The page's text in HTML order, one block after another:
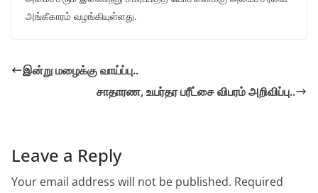
அங்கீகாரம் வழங்கியுள்ளது.
இன்று மழைக்கு வாய்ப்பு..
சாதாரண, உயர்தர பரீட்சை விபரம் அறிவிப்பு..
Leave a Reply
Your email address will not be published. Required